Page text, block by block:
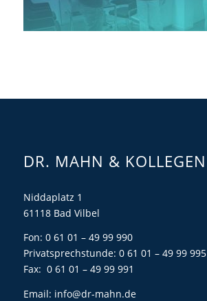
DR. MAHN & KOLLEGEN
Niddaplatz 1
61118 Bad Vilbel
Fon: 0 61 01 – 49 99 990
Privatsprechstunde: 0 61 01 – 49 99 995
Fax: 0 61 01 – 49 99 991
Email: info@dr-mahn.de